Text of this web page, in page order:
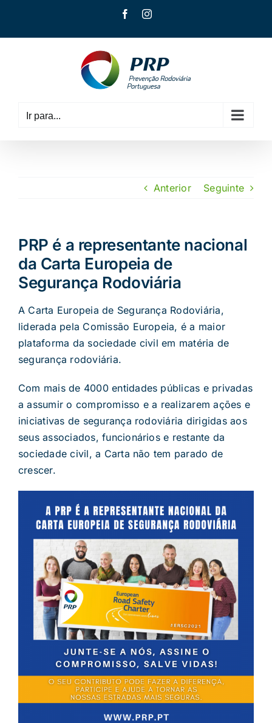
content
FacebookInstagram
Ir para...
Anterior Seguinte
PRP é a representante nacional
da Carta Europeia de
Segurança Rodoviária
A Carta Europeia de Segurança Rodoviária,
liderada pela Comissão Europeia, é a maior
plataforma da sociedade civil em matéria de
segurança rodoviária.
Com mais de 4000 entidades públicas e privadas
a assumir o compromisso e a realizarem ações e
iniciativas de segurança rodoviária dirigidas aos
seus associados, funcionários e restante da
sociedade civil, a Carta não tem parado de
crescer.